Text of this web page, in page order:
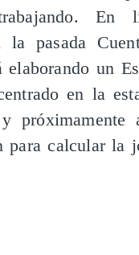
En
la pasada
elaborando un
en la
próximamente
calcular la